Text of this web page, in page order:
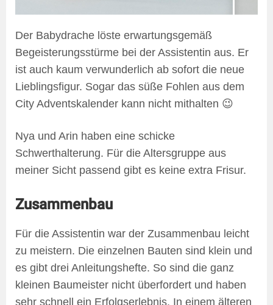
Der Babydrache löste erwartungsgemäß
Begeisterungsstürme bei der Assistentin aus. Er
ist auch kaum verwunderlich ab sofort die neue
Lieblingsfigur. Sogar das süße Fohlen aus dem
City Adventskalender kann nicht mithalten 😉
Nya und Arin haben eine schicke
Schwerthalterung. Für die Altersgruppe aus
meiner Sicht passend gibt es keine extra Frisur.
Zusammenbau
Für die Assistentin war der Zusammenbau leicht
zu meistern. Die einzelnen Bauten sind klein und
es gibt drei Anleitungshefte. So sind die ganz
kleinen Baumeister nicht überfordert und haben
sehr schnell ein Erfolgserlebnis. In einem älteren